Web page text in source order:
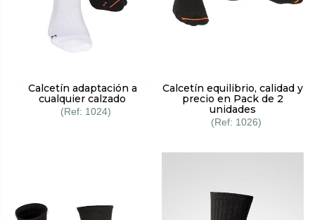
Calcetín adaptación a
cualquier calzado
1024
Calcetín equilibrio, calidad y
precio en Pack de 2
unidades
1026